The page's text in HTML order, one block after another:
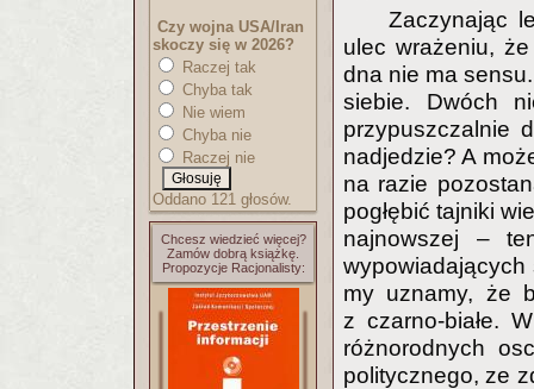
Czy wojna USA/Iran
skoczy się w 2026?
Raczej tak
Chyba tak
Nie wiem
Chyba nie
Raczej nie
Oddano 121 głosów.
Chcesz wiedzieć więcej?
Zamów dobrą książkę.
Propozycje Racjonalisty:
Zaczynając
ulec wrażeniu,
dna nie ma
siebie. Dwóch
przypuszczalnie
nadjedzie? A
na razie
pogłębić tajniki
najnowszej –
my uznamy, że
z czarno-białe.
różnorodnych
politycznego, ze